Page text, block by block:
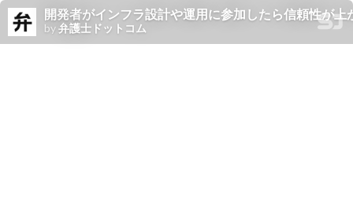
開発者がインフラ設計や運用に参加したら信頼性が
by弁護士ドットコム